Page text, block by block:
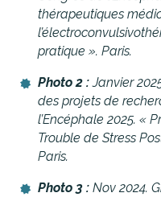
thérapeutiques
pratique ». Paris.
Photo 2 :Janvier
des projets de
l’Encéphale 2025. «
Trouble de Stress
Paris.
Photo 3 : Nov 2024.